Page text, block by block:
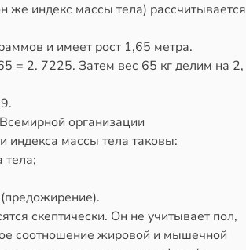
индекс массы тела) рассчитывается
и имеет рост 1,65 метра.
= 2. 7225. Затем вес 65 кг делим на 2,
организации
индекса массы тела таковы:
тела;
скептически. Он не учитывает пол,
соотношение жировой и мышечной